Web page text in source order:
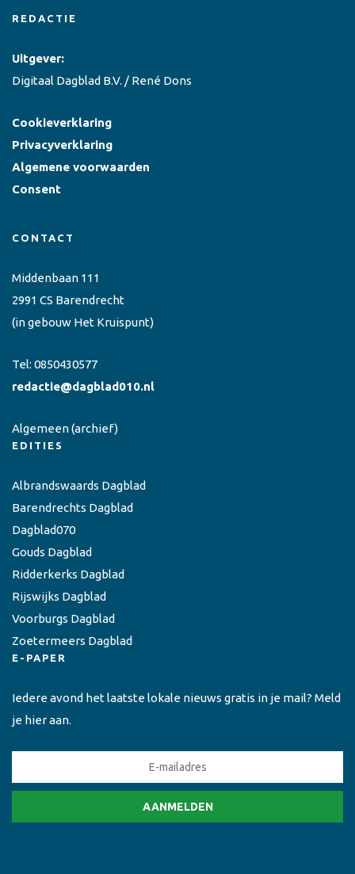
REDACTIE
Uitgever:
Digitaal Dagblad B.V. / René Dons
Cookieverklaring
Privacyverklaring
Algemene voorwaarden
Consent
CONTACT
Middenbaan 111
2991 CS Barendrecht
(in gebouw Het Kruispunt)
Tel: 0850430577
redactie@dagblad010.nl
Algemeen(archief)
EDITIES
Albrandswaards Dagblad
Barendrechts Dagblad
Dagblad070
Gouds Dagblad
Ridderkerks Dagblad
Rijswijks Dagblad
Voorburgs Dagblad
Zoetermeers Dagblad
E-PAPER
Iedere avond het laatste lokale nieuws gratis in je mail? Meld
je hier aan.